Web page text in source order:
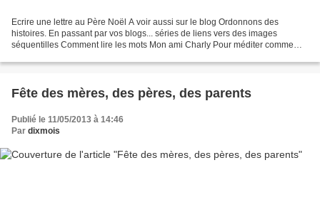
Ecrire une lettre au Père Noël A voir aussi sur le blog Ordonnons des
histoires. En passant par vos blogs... séries de liens vers des images
séquentilles Comment lire les mots Mon ami Charly Pour méditer comme
Fête des mères, des pères, des parents
Publié le 11/05/2013 à 14:46
Par dixmois